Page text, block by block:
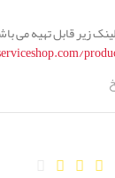
زیر قابل تهیه می